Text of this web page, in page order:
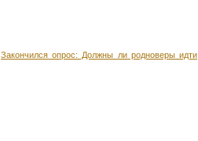
Закончился опрос: Должны ли родноверы идти